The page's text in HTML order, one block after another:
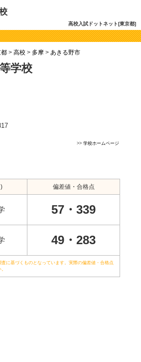
高校入試ドットネット[東京都]
> 高校 > 多摩 > あきる野市
学校
>>学校ホームページ
偏差値・合格点
57・339
49・283
に基づくものとなっています。実際の偏差値・合格点